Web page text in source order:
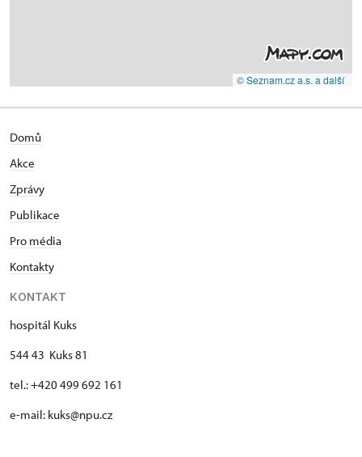
© Seznam.cz a.s. a další
Domů
Akce
Zprávy
Publikace
Pro média
Kontakty
KONTAKT
hospitál Kuks
544 43 Kuks 81
tel.: +420 499 692 161
e-mail: kuks@npu.cz